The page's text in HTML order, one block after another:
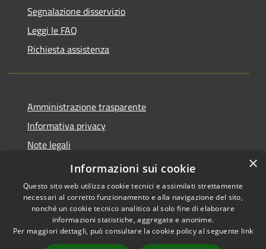
Segnalazione disservizio
Leggi le FAQ
Richiesta assistenza
Amministrazione trasparente
Informativa privacy
Note legali
Dichiarazione di accessibilità
Accessibilità
Copyright © 2026 • Comune di
Bonemerse • Powered by
×
Informazioni sui cookie
Questo sito web utilizza cookie tecnici e assimilati strettamente
necessari al corretto funzionamento e alla navigazione del sito,
nonché un cookie tecnico analitico al solo fine di elaborare
informazioni statistiche, aggregate e anonime.
Per maggiori dettagli, può consultare la cookie policy al seguente link